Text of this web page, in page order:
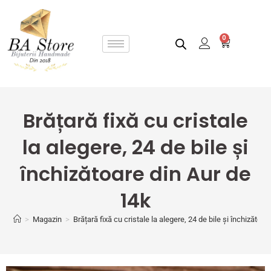
0
Brățară fixă cu cristale
la alegere, 24 de bile și
închizătoare din Aur de
14k
> Magazin > Brățară fixă cu cristale la alegere, 24 de bile și